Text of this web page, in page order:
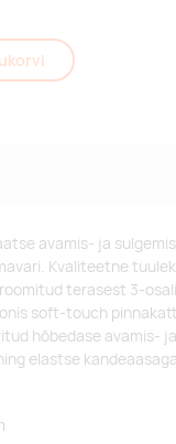
avamis- ja
Kvaliteetne
terasest 3-
soft-touch
hõbedase avamis- ja
elastse